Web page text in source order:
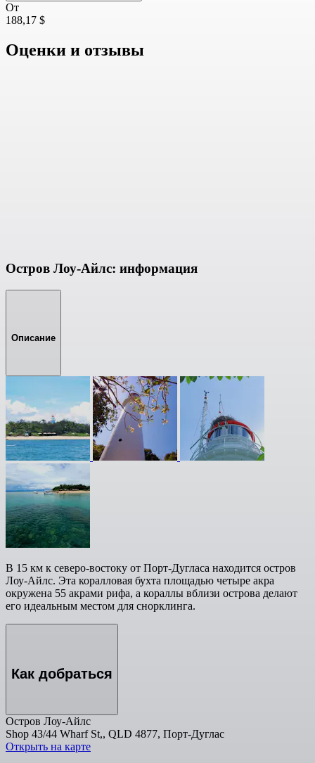
От
188,17 $
Оценки и отзывы
Остров Лоу-Айлс: информация
Описание
В 15 км к северо-востоку от Порт-Дугласа находится остров
Лоу-Айлс. Эта коралловая бухта площадью четыре акра
окружена 55 акрами рифа, а кораллы вблизи острова делают
его идеальным местом для снорклинга.
Как добраться
Остров Лоу-Айлс
Shop 43/44 Wharf St,, QLD 4877, Порт-Дуглас
Открыть на карте